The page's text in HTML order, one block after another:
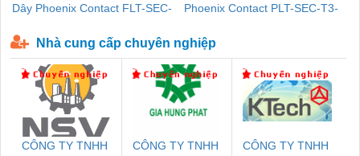
Dây Phoenix Contact FLT-SEC-
Phoenix Contact PLT-SEC-T3-
Nhà cung cấp chuyên nghiệp
CÔNG TY TNHH
CÔNG TY TNHH
CÔNG TY TNHH